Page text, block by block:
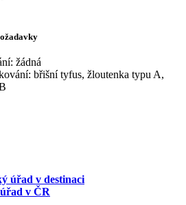
žádná
břišní tyfus, žloutenka typu A,
úřad v destinaci
v ČR